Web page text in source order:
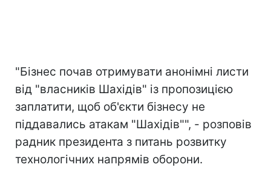
"Бізнес почав отримувати анонімні листи
від "власників Шахідів" із пропозицією
заплатити, щоб об'єкти бізнесу не
піддавались атакам "Шахідів"", - розповів
радник президента з питань розвитку
технологічних напрямів оборони.